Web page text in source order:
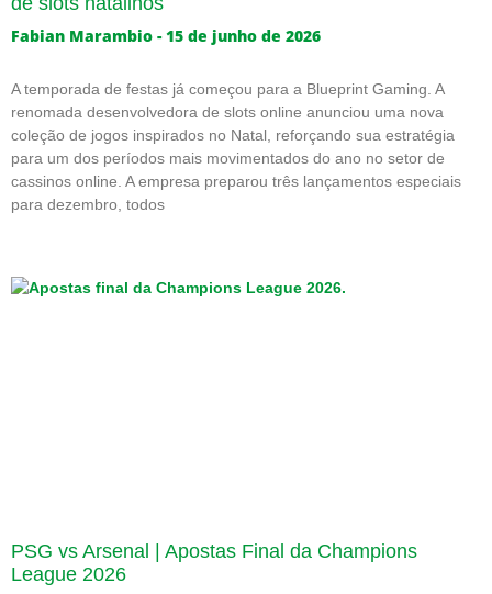
Fabian Marambio 15 de junho de 2026
A temporada de festas já começou para a Blueprint Gaming. A
renomada desenvolvedora de slots online anunciou uma nova
coleção de jogos inspirados no Natal, reforçando sua estratégia
para um dos períodos mais movimentados do ano no setor de
cassinos online. A empresa preparou três lançamentos especiais
para dezembro, todos
PSG vs Arsenal | Apostas Final da Champions
League 2026